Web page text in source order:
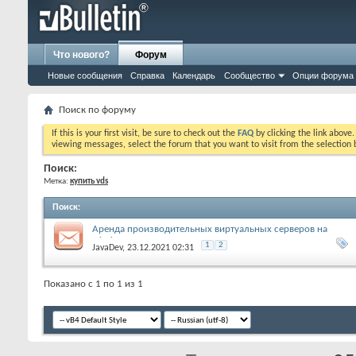
Что нового? Форум
Новые сообщения Справка Календарь Сообщество Опции форума
Поиск по форуму
If this is your first visit, be sure to check out the FAQ by clicking the link
viewing messages, select the forum that you want to visit from the selection
Поиск:
Метка: купить vds
Поиск:
Аренда производительных виртуальных серверов на
windows
JavaDev, 23.12.2021 02:31 1 2
Показано с 1 по 1 из 1